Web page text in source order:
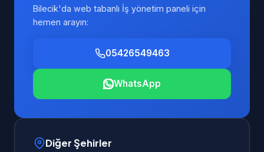
Bilecik'da web tabanlı İş yönetim paneli için
hemen arayın:
05426549463
WhatsApp
Diğer Şehirler